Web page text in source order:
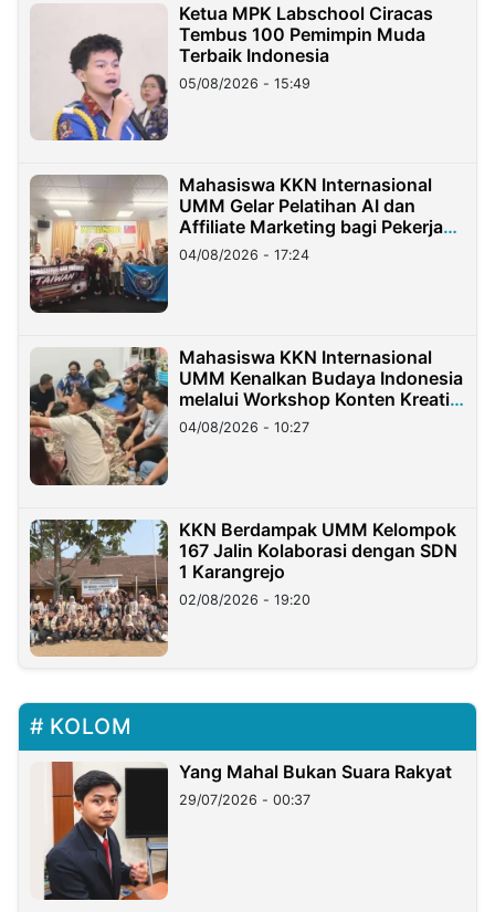
Ketua MPK Labschool Ciracas
Tembus 100 Pemimpin Muda
Terbaik Indonesia
05/08/2026 - 15:49
Mahasiswa KKN Internasional
UMM Gelar Pelatihan AI dan
Affiliate Marketing bagi Pekerja
Migran Indonesia di Taiwan
04/08/2026 - 17:24
Mahasiswa KKN Internasional
UMM Kenalkan Budaya Indonesia
melalui Workshop Konten Kreatif
di Taiwan
04/08/2026 - 10:27
KKN Berdampak UMM Kelompok
167 Jalin Kolaborasi dengan SDN
1 Karangrejo
02/08/2026 - 19:20
KOLOM
Yang Mahal Bukan Suara Rakyat
29/07/2026 - 00:37